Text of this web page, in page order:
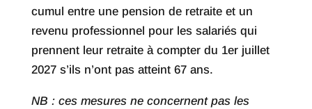
cumul entre une pension de retraite et un
revenu professionnel pour les salariés qui
prennent leur retraite à compter du 1er juillet
2027 s’ils n’ont pas atteint 67 ans.
NB : ces mesures ne concernent pas les